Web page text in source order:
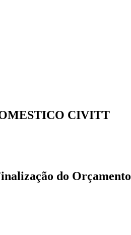
CIVITT
do Orçamento